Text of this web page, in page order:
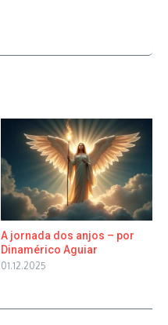
A jornada dos anjos – por
Dinamérico Aguiar
01.12.2025